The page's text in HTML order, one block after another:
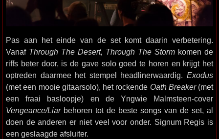
Pas aan het einde van de set komt daarin verbetering.
Vanaf Through The Desert, Through The Storm komen de
riffs beter door, is de gave solo goed te horen en krijgt het
optreden daarmee het stempel headlinerwaardig. Exodus
(met een mooie gitaarsolo), het rockende Oath Breaker(met
een fraai basloopje) en de Yngwie Malmsteen-cover
Vengeance/Liarbehoren tot de beste songs van de set, al
doen de anderen er niet veel voor onder. Signum Regis is
een geslaagde afsluiter.